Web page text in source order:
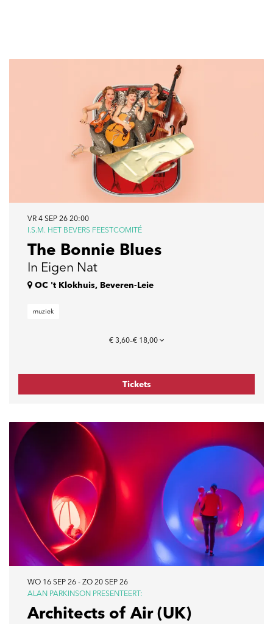
The Bonnie Blues
In Eigen Nat
I.S.M. HET BEVERS FEESTCOMITÉ
VR 4 SEP 26 20:00
OC 't Klokhuis, Beveren-Leie
muziek
€ 3,60–€ 18,00
Tickets
Architects of Air (UK)
ALAN PARKINSON PRESENTEERT:
WO 16 SEP 26 - ZO 20 SEP 26